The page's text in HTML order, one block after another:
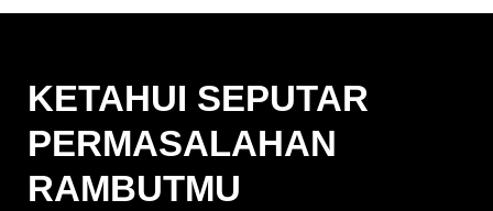
KETAHUI SEPUTAR
PERMASALAHAN
RAMBUTMU